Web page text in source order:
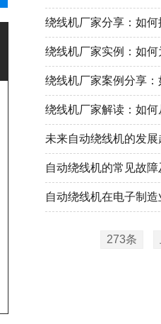
绕线机厂家分享：如
绕线机厂家实例：如
绕线机厂家案例分享
绕线机厂家解读：如
未来自动绕线机的发
自动绕线机的常见故
自动绕线机在电子制
273条